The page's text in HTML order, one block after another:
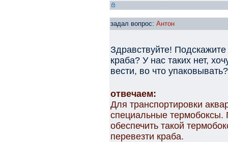
задал вопрос: Антон
Здравствуйте!
краба? У нас таких нет,
вести, во что упаковывать?
отвечаем:
Для транспортировки
специальные
обеспечить такой
перевезти краба.